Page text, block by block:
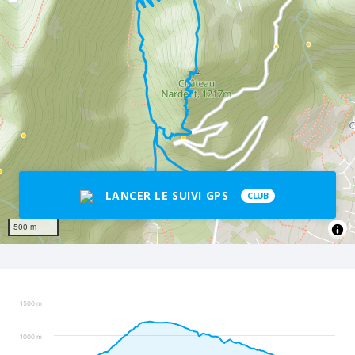
500 m
LANCER LE SUIVI GPS CLUB
1000 m
1500 m